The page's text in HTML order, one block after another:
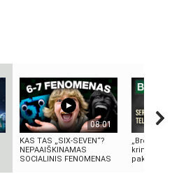
08:01
KAS TAS „SIX-SEVEN“?
NEPAAIŠKINAMAS
SOCIALINIS FENOMENAS
„Bręstantis
kriminalinis
pakeitęs